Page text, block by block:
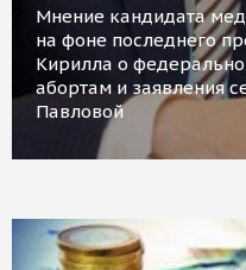
Мнение кандидата
на фоне последнего
Кирилла о
абортам и заявления
Павловой